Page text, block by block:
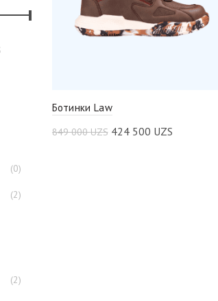
Ботинки Law
849 000UZS 424 500 UZS
(0)
(2)
(2)